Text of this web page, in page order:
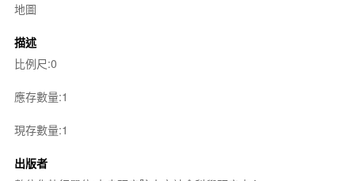
地圖
描述
比例尺:0
應存數量:1
現存數量:1
出版者